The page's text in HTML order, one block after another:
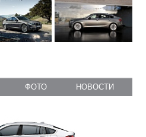
ФОТО НОВОСТИ